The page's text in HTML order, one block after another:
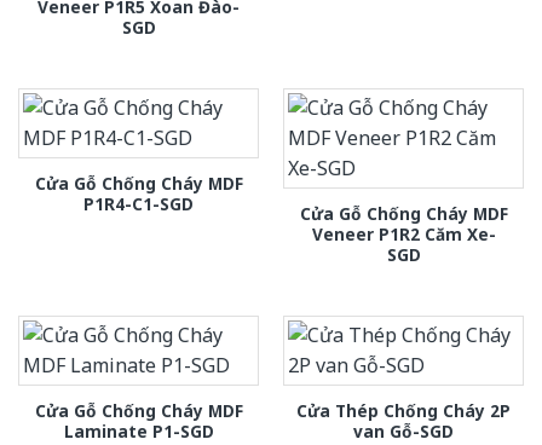
Veneer P1R5 Xoan Đào-
SGD
Cửa Gỗ Chống Cháy MDF
P1R4-C1-SGD
Cửa Gỗ Chống Cháy MDF
Veneer P1R2 Căm Xe-
SGD
Cửa Gỗ Chống Cháy MDF
Laminate P1-SGD
Cửa Thép Chống Cháy 2P
van Gỗ-SGD